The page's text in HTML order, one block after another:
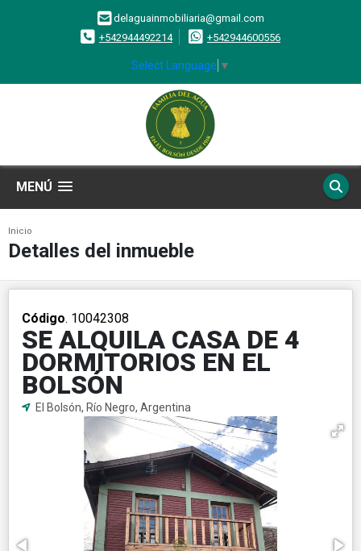
delaguainmobiliaria@gmail.com
+542944492214
+542944600556
Select Language ▼
MENÚ
Inicio
Detalles del inmueble
Código. 10042308
SE ALQUILA CASA DE 4
DORMITORIOS EN EL
BOLSÓN
El Bolsón, Río Negro, Argentina